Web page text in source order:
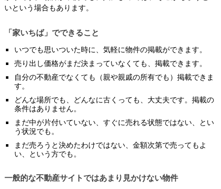
いという場合もあります。
「家いちば」でできること
いつでも思いついた時に、気軽に物件の掲載ができます。
売り出し価格がまだ決まっていなくても、掲載できます。
自分の不動産でなくても（親や親戚の所有でも）掲載できま
す。
どんな場所でも、どんなに古くっても、大丈夫です。掲載の
条件はありません。
まだ中が片付いていない、すぐに売れる状態ではない、とい
う状況でも。
まだ売ろうと決めたわけではない、金額次第で売ってもよ
い、という方でも。
一般的な不動産サイトではあまり見かけない物件